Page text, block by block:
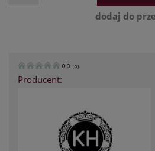
dodaj do
0.0 (0)
Producent: